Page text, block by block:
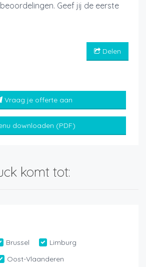
Geef jij de eerste
Delen
Vraag je offerte aan
downloaden (PDF)
komt tot:
Brussel
Limburg
Oost-Vlaanderen